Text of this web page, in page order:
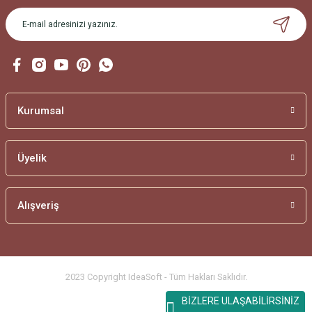
BİZLERE ULAŞABİLİRSİNİZ
Kurumsal
Üyelik
Alışveriş
2023 Copyright IdeaSoft - Tüm Hakları Saklıdır.